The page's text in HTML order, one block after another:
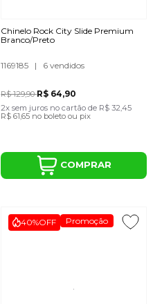
Chinelo Rock City Slide Premium
Branco/Preto
1169185 | 6 vendidos
R$ 129,90R$ 64,90
2x sem juros no cartão de R$ 32,45
R$ 61,65 no boleto ou pix
COMPRAR
40%OFF Promoção